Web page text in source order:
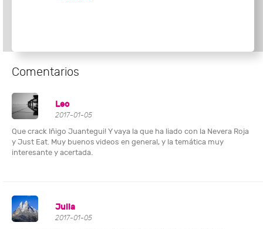
Comentarios
Leo
2017-01-05
Que crack Iñigo Juantegui! Y vaya la que ha liado con la Nevera Roja
y Just Eat. Muy buenos videos en general, y la temática muy
interesante y acertada.
Julia
2017-01-05